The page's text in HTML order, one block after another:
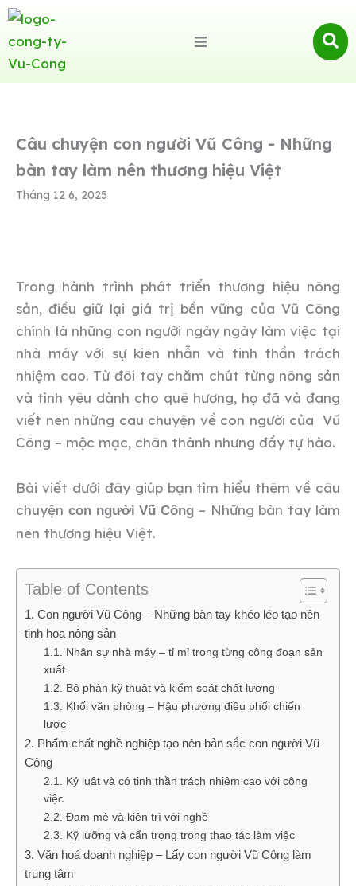
Câu chuyện con người Vũ Công - Những
bàn tay làm nên thương hiệu Việt
Tháng 12 6, 2025
Trong hành trình phát triển thương hiệu nông
sản, điều giữ lại giá trị bền vững của Vũ Công
chính là những con người ngày ngày làm việc tại
nhà máy với sự kiên nhẫn và tinh thần trách
nhiệm cao. Từ đôi tay chăm chút từng nông sản
và tình yêu dành cho quê hương, họ đã và đang
viết nên những câu chuyện về con người của Vũ
Công – mộc mạc, chân thành nhưng đầy tự hào.
Bài viết dưới đây giúp bạn tìm hiểu thêm về câu
chuyện con người Vũ Công – Những bàn tay làm
nên thương hiệu Việt.
Table of Contents
1. Con người Vũ Công – Những bàn tay khéo léo tạo nên
tinh hoa nông sản
1.1. Nhân sự nhà máy – tỉ mỉ trong từng công đoạn sản
xuất
1.2. Bộ phận kỹ thuật và kiểm soát chất lượng
1.3. Khối văn phòng – Hậu phương điều phối chiến
lược
2. Phẩm chất nghề nghiệp tạo nên bản sắc con người Vũ
Công
2.1. Kỷ luật và có tinh thần trách nhiệm cao với công
việc
2.2. Đam mê và kiên trì với nghề
2.3. Kỹ lưỡng và cẩn trọng trong thao tác làm việc
3. Văn hoá doanh nghiệp – Lấy con người Vũ Công làm
trung tâm